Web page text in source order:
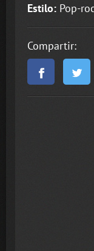
Estilo: Pop-
Compartir: